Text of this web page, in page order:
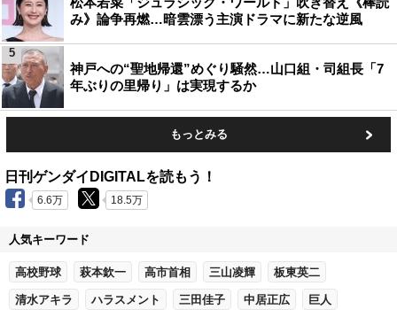
み》論争再燃…暗雲漂う主演ドラマに新たな逆風
神戸への“聖地帰還”めぐり騒然…山口組・司組長「7
年ぶりの里帰り」は実現するか
5
もっとみる
日刊ゲンダイDIGITALを読もう！
6.6万 18.5万
人気キーワード
高校野球 萩本欽一 高市首相 三山凌輝 板東英二
清水アキラ ハラスメント 三田佳子 中居正広 巨人